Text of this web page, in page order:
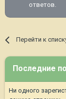
ответов.
Перейти к
Последние
Ни одного